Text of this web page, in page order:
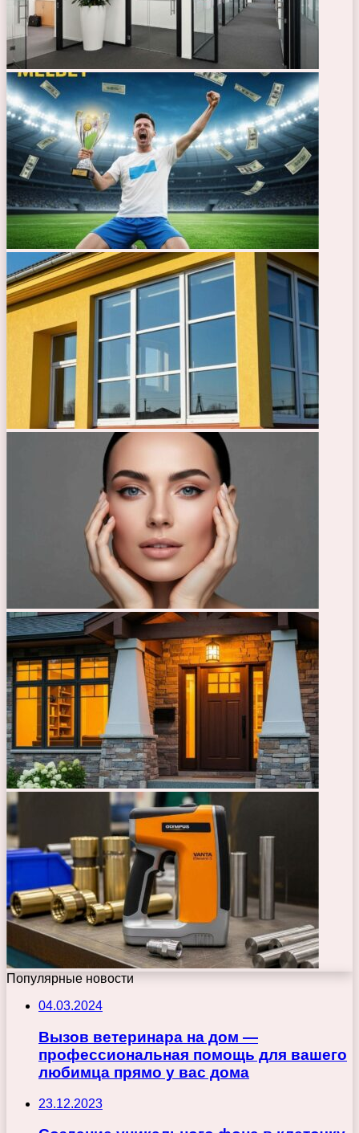
Популярные новости
04.03.2024
Вызов ветеринара на дом —
профессиональная помощь для вашего
любимца прямо у вас дома
23.12.2023